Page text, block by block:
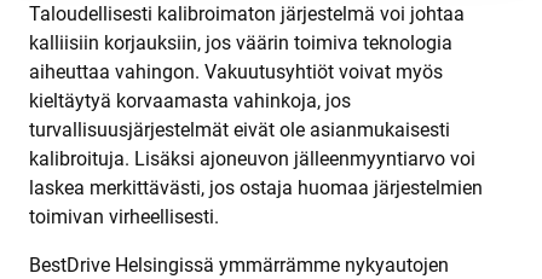
Taloudellisesti kalibroimaton järjestelmä voi johtaa
kalliisiin korjauksiin, jos väärin toimiva teknologia
aiheuttaa vahingon. Vakuutusyhtiöt voivat myös
kieltäytyä korvaamasta vahinkoja, jos
turvallisuusjärjestelmät eivät ole asianmukaisesti
kalibroituja. Lisäksi ajoneuvon jälleenmyyntiarvo voi
laskea merkittävästi, jos ostaja huomaa järjestelmien
toimivan virheellisesti.
BestDrive Helsingissä ymmärrämme nykyautojen